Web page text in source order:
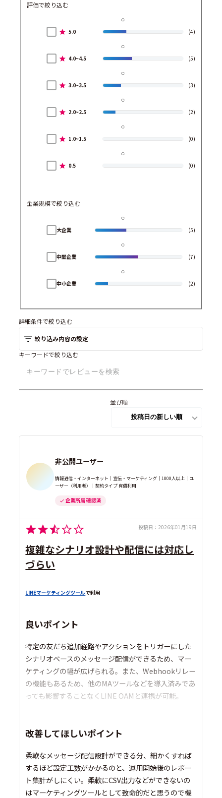
評価で絞り込む
5.0 (4)
4.0~4.5 (5)
3.0~3.5 (3)
2.0~2.5 (2)
1.0~1.5 (0)
0.5 (0)
企業規模で絞り込む
大企業 (5)
中堅企業 (7)
中小企業 (2)
詳細条件で絞り込む
絞り込み内容の設定
キーワードで絞り込む
並び順
非公開ユーザー
情報通信・インターネット｜宣伝・マーケティング｜1000人以上｜ユ
ーザー（利用者）｜契約タイプ 有償利用
企業所属 確認済
投稿日： 2026年01月19日
複雑なシナリオ設計や配信には対応し
づらい
LINEマーケティングツールで利用
良いポイント
特定の友だち追加経路やアクションをトリガーにした
シナリオベースのメッセージ配信ができるため、マー
ケティングの幅が広げられる。また、Webhookリレー
の機能もあるため、他のMAツールなどを導入済みであ
っても影響することなくLINE OAMと連携が可能。
改善してほしいポイント
柔軟なメッセージ配信設計ができる分、細かくすれば
するほど設定工数がかかるのと、運用開始後のレポー
ト集計がしにくい。柔軟にCSV出力などができないの
はマーケティングツールとして致命的だと思うので機